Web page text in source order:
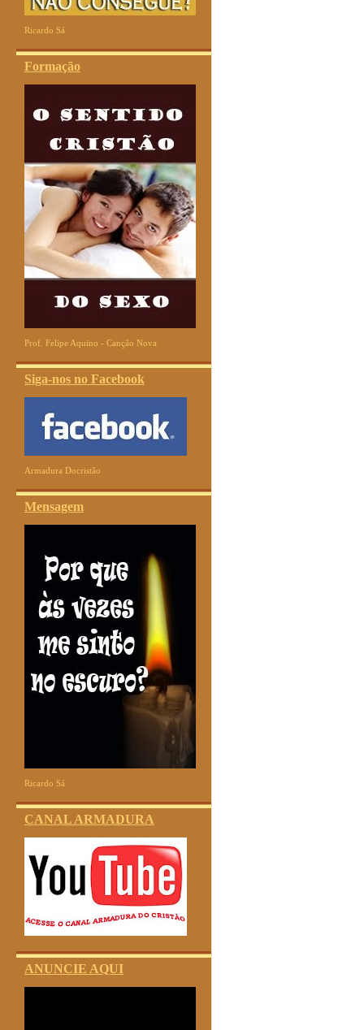
Ricardo Sá
Formação
Prof. Felipe Aquino - Canção Nova
Siga-nos no Facebook
Armadura Docristão
Mensagem
Ricardo Sá
CANAL ARMADURA
ANUNCIE AQUI